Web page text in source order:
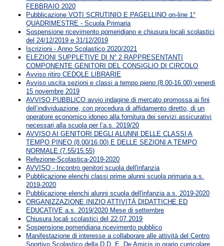
FEBBRAIO 2020
Pubblicazione VOTI SCRUTINIO E PAGELLINO on-line 1°
QUADRIMESTRE - Scuola Primaria
Sospensione ricevimento pomeridiano e chiusura locali scolastici
del 24/12/2019 e 31/12/2019
Iscrizioni - Anno Scolastico 2020/2021
ELEZIONI SUPPLETIVE DI N° 2 RAPPRESENTANTI
COMPONENTE GENITORI DEL CONSIGLIO DI CIRCOLO
Avviso ritiro CEDOLE LIBRARIE
Avviso uscita sezioni e classi a tempo pieno (8.00-16.00) venerdì
15 novembre 2019
AVVISO PUBBLICO avvio indagine di mercato promossa ai fini
dell’individuazione, con procedura di affidamento diretto, di un
operatore economico idoneo alla fornitura dei servizi assicurativi
necessari alla scuola per l’a.s. 2019/20
AVVISO AI GENITORI DEGLI ALUNNI DELLE CLASSI A
TEMPO PINEO (8.00/16.00) E DELLE SEZIONI A TEMPO
NORMALE (7.55/15.55)
Refezione-Scolastica-2019-2020
AVVISO - Incontro genitori scuola dell'infanzia
Pubblicazione elenchi classi prime alunni scuola primaria a.s.
2019-2020
Pubblicazione elenchi alunni scuola dell'infanzia a.s. 2019-2020
ORGANIZZAZIONE INIZIO ATTIVITÀ DIDATTICHE ED
EDUCATIVE a.s. 2019/2020 Mese di settembre
Chiusura locali scolastici del 22.07.2019
Sospensione pomeridiana ricevimento pubblico
Manifestazione di interesse a collaborare alle attività del Centro
Sportivo Scolastico della D.D. E. De Amicis in orario curricolare